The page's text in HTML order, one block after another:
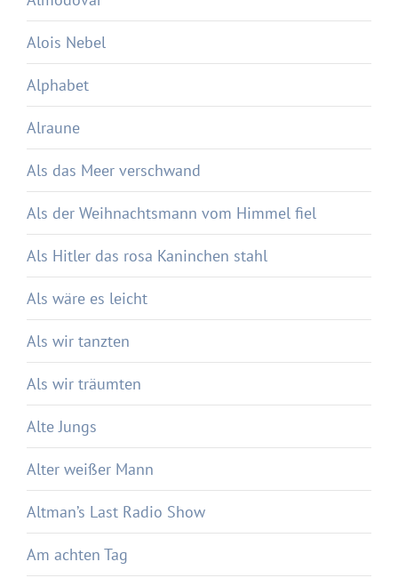
Alois Nebel
Alphabet
Alraune
Als das Meer verschwand
Als der Weihnachtsmann vom Himmel fiel
Als Hitler das rosa Kaninchen stahl
Als wäre es leicht
Als wir tanzten
Als wir träumten
Alte Jungs
Alter weißer Mann
Altman’s Last Radio Show
Am achten Tag